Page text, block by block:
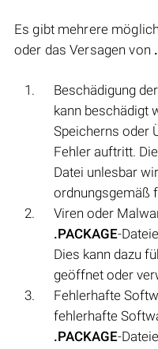
Es gibt mehrere
oder das Versagen von
Beschädigung
kann beschädigt
Speicherns oder
Fehler auftritt.
Datei unlesbar
ordnungsgemäß
Viren oder
.PACKAGE-
Dies kann dazu
geöffnet oder
Fehlerhafte
fehlerhafte
.PACKAGE-